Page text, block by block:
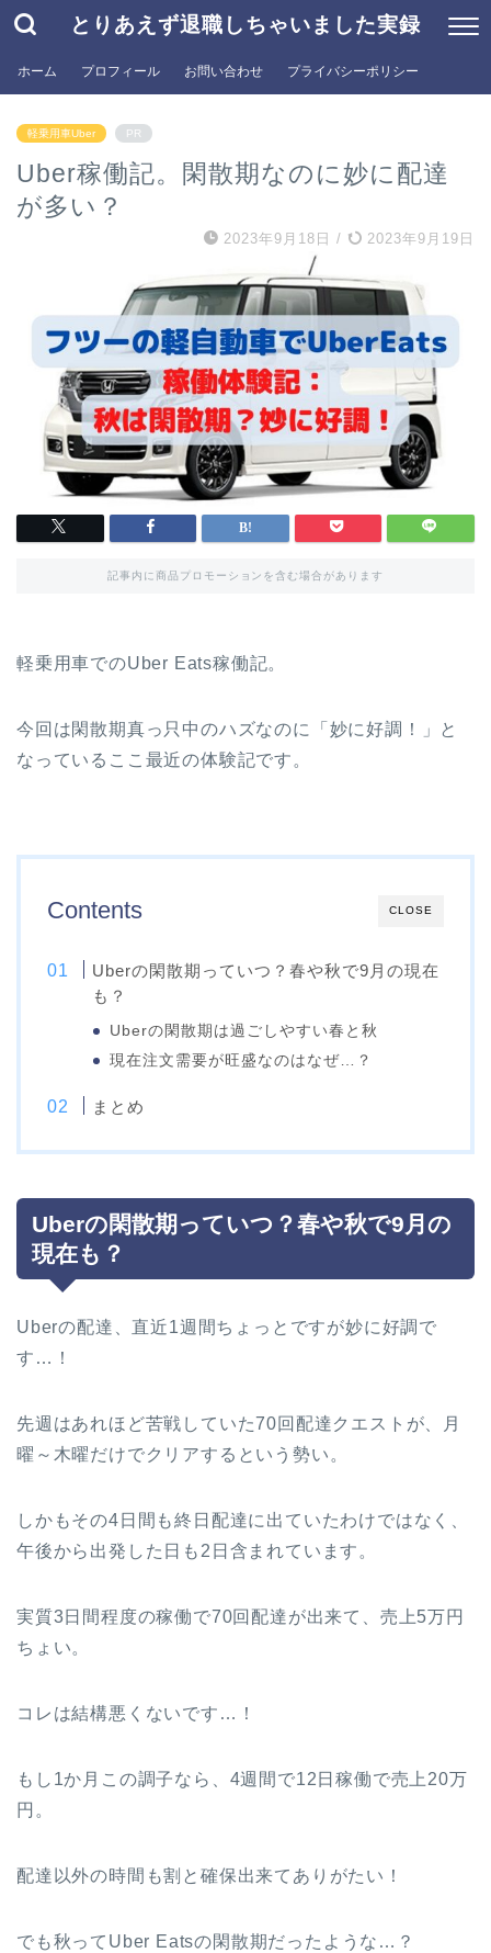
とりあえず退職しちゃいました実録
ホーム プロフィール お問い合わせ プライバシーポリシー
軽乗用車Uber PR
Uber稼働記。閑散期なのに妙に配達
が多い？
2023年9月18日 / 2023年9月19日
記事内に商品プロモーションを含む場合があります
軽乗用車でのUber Eats稼働記。
今回は閑散期真っ只中のハズなのに「妙に好調！」と
なっているここ最近の体験記です。
CLOSE
Contents
Uberの閑散期っていつ？春や秋で9月の現在
も？
Uberの閑散期は過ごしやすい春と秋
現在注文需要が旺盛なのはなぜ…？
まとめ
Uberの閑散期っていつ？春や秋で9月の
現在も？
Uberの配達、直近1週間ちょっとですが妙に好調で
す…！
先週はあれほど苦戦していた70回配達クエストが、月
曜～木曜だけでクリアするという勢い。
しかもその4日間も終日配達に出ていたわけではなく、
午後から出発した日も2日含まれています。
実質3日間程度の稼働で70回配達が出来て、売上5万円
ちょい。
コレは結構悪くないです…！
もし1か月この調子なら、4週間で12日稼働で売上20万
円。
配達以外の時間も割と確保出来てありがたい！
でも秋ってUber Eatsの閑散期だったような…？